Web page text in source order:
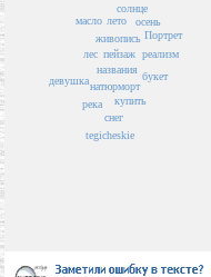
пейзаж
названия
живопись
лето
натюрморт
купить
солнце
лес
осень
букет
масло
река
снег
tegicheskie
реализм
Портрет
девушка